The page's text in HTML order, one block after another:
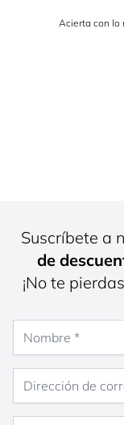
Acierta con lo
Suscríbete a
de
¡No te